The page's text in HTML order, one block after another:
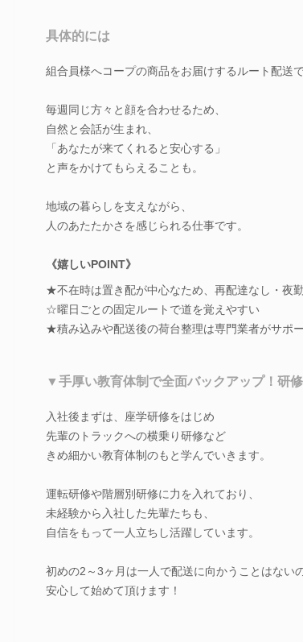
具体的には
組合員様へコープの商品をお届けするルート配送で
毎週同じ方々と顔を合わせるため、
自然と会話が生まれ、
「あなたが来てくれると安心する」
と声をかけてもらえることも。
地域の暮らしを支えながら、
人のあたたかさを感じられる仕事です。
《嬉しいPOINT》
★不在時は置き配が中心なため、再配達なし・夜
☆曜日ごとの固定ルートで道を覚えやすい
★積み込みや配送後の荷台整理は専門業者がサポ
▼手厚い教育体制で全面バックアップ！研修
入社後まずは、座学研修をはじめ
先輩のトラックへの横乗り研修など
きめ細かい教育体制のもと学んでいきます。
運転研修や階層別研修に力を入れており、
未経験から入社した先輩たちも、
自信をもって一人立ちし活躍しています。
初めの2～3ヶ月は一人で配送に向かうことはない
安心して始めて頂けます！